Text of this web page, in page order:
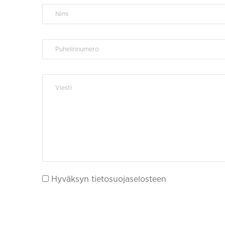
Hyväksyn tietosuojaselosteen